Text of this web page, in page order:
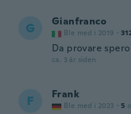
G Gianfranco
Ble med i 2019 ·
Da provare
ca. 3 år siden
F Frank
Ble med i 2023 · 5